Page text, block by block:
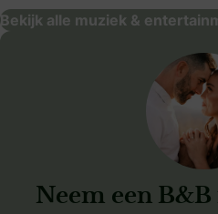
Bekijk alle muziek &
Neem een